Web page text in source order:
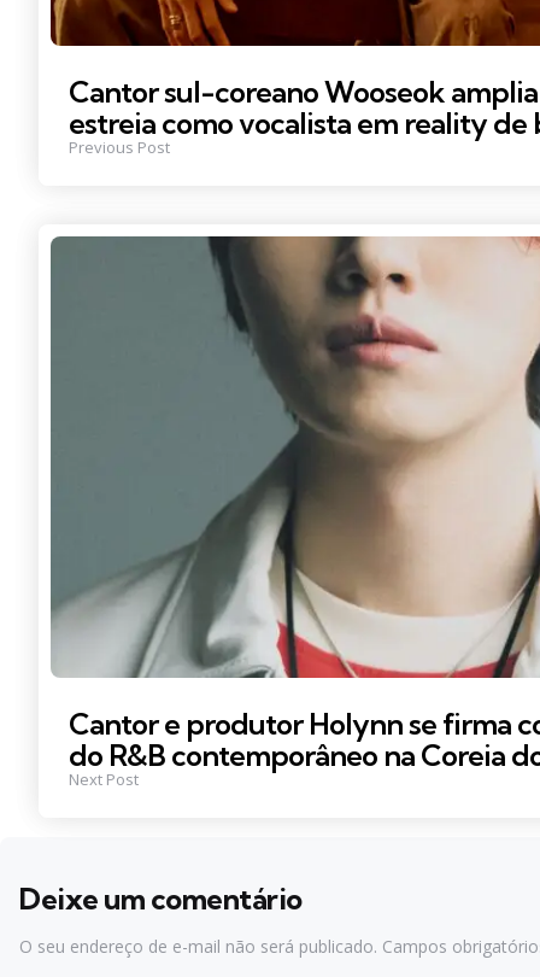
Cantor sul-coreano Wooseok
estreia como vocalista em reality de
Previous Post
Cantor e produtor Holynn se firma
do R&B contemporâneo na Coreia
Next Post
Deixe um comentário
O seu endereço de e-mail não será publicado. Campos